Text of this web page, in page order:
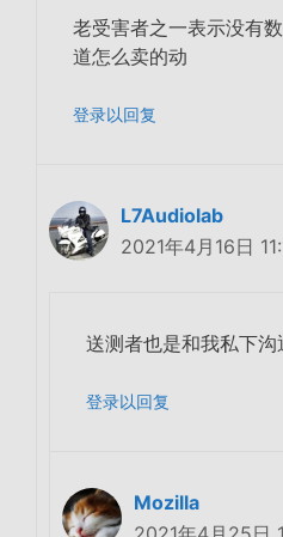
老受害者之一表示没有
道怎么卖的动
登录以回复
L7Audiolab
2021年4月16日
送测者也是和我私下
登录以回复
Mozilla